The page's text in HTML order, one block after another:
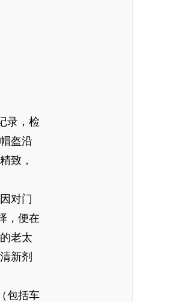
录，检
盔沿
致，
对门
，便在
老太
新剂
包括车